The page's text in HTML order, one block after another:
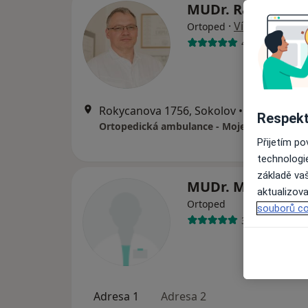
MUDr. Radovan
Ortoped · Více
466 názorů
Rokycanova 1756, Sokolov • Mapa
MUDr. Marek
Ortoped
39 názorů
Adresa 1 Adresa 2
Přijetím
základě
souborů